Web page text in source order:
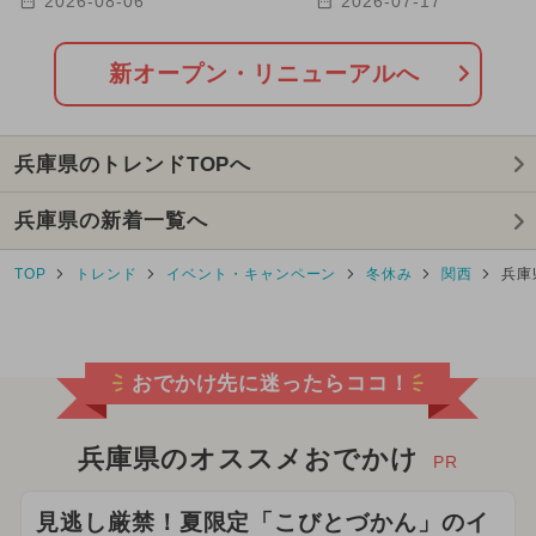
2026年8月のイベント
2025年10月のイベント
2026年7月のイベント
2025年3月のイベント
2025年7月のイベント
2024年6月のイベント
2024年10月のイベント
新オープン・リニューアルへ
兵庫県のトレンドTOPへ
兵庫県の新着一覧へ
TOP トレンド イベント・キャンペーン 冬休み 関西 兵庫
おでかけ先に迷ったらココ！
兵庫県のオススメおでかけ PR
見逃し厳禁！夏限定「こびとづかん」のイ